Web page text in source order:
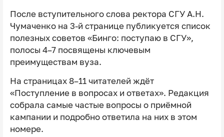
После вступительного слова ректора СГУ А.Н.
Чумаченко на 3-й странице публикуется список
полезных советов «Бинго: поступаю в СГУ»,
полосы 4–7 посвящены ключевым
преимуществам вуза.
На страницах 8–11 читателей ждёт
«Поступление в вопросах и ответах». Редакция
собрала самые частые вопросы о приёмной
кампании и подробно ответила на них в этом
номере.